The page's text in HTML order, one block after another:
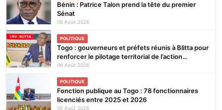
Bénin : Patrice Talon prend la tête du premier
Sénat
06 Août 2026
POLITIQUE
Togo : gouverneurs et préfets réunis à Blitta pour
renforcer le pilotage territorial de l’action
publique
06 Août 2026
POLITIQUE
Fonction publique au Togo : 78 fonctionnaires
licenciés entre 2025 et 2026
05 Août 2026